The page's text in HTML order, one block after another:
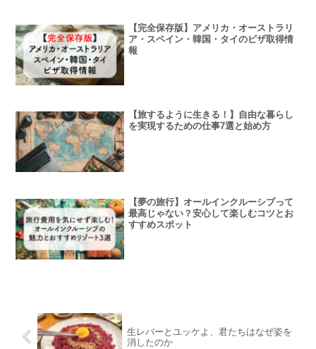
【完全保存版】アメリカ・オーストラリ
ア・スペイン・韓国・タイのビザ取得情
報
【旅するように生きる！】自由な暮らし
を実現するための仕事7選と始め方
【夢の旅行】オールインクルーシブって
最高じゃない？安心して楽しむコツとお
すすめスポット
生レバーとユッケよ、君たちはなぜ姿を
消したのか